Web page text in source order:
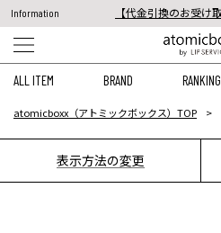
Information
【代金引換のお受け
税込11,000円以上のご
ALL ITEM BRAND RANKING
atomicboxx（アトミックボックス）TOP
表示方法の変更